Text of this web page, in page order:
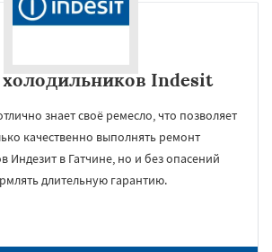
Indesit
знает своё ремесло, что позволяет
качественно выполнять ремонт
Индезит в Гатчине, но и без опасений
длительную гарантию.